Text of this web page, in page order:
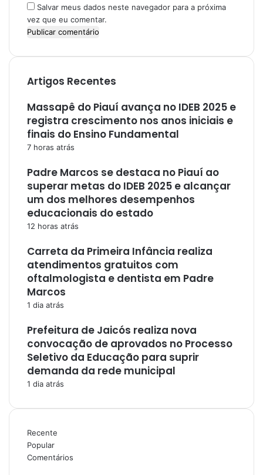
Salvar meus dados neste navegador para a próxima
vez que eu comentar.
Artigos Recentes
Massapê do Piauí avança no IDEB 2025 e
registra crescimento nos anos iniciais e
finais do Ensino Fundamental
7 horas atrás
Padre Marcos se destaca no Piauí ao
superar metas do IDEB 2025 e alcançar
um dos melhores desempenhos
educacionais do estado
12 horas atrás
Carreta da Primeira Infância realiza
atendimentos gratuitos com
oftalmologista e dentista em Padre
Marcos
1 dia atrás
Prefeitura de Jaicós realiza nova
convocação de aprovados no Processo
Seletivo da Educação para suprir
demanda da rede municipal
1 dia atrás
Recente
Popular
Comentários